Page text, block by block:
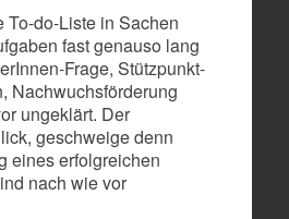
To-do-Liste in Sachen
fast genauso lang
Frage, Stützpunkt-
Nachwuchsförderung
ungeklärt. Der
geschweige denn
eines erfolgreichen
nach wie vor